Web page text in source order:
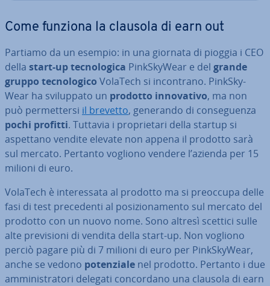
Come funziona la clausola di earn out
Partiamo da un esempio: in una giornata di pioggia i CEO
della start-up tec­no­lo­gi­ca Pink­Sky­Wear e del grande
gruppo tec­no­lo­gi­co VolaTech si in­con­tra­no. Pink­Sky­
Wear ha svi­lup­pa­to un prodotto in­no­va­ti­vo, ma non
può per­met­ter­si il brevetto, generando di con­se­guen­za
pochi profitti. Tuttavia i pro­prie­ta­ri della startup si
aspettano vendite elevate non appena il prodotto sarà
sul mercato. Pertanto vogliono vendere l’azienda per 15
milioni di euro.
VolaTech è in­te­res­sa­ta al prodotto ma si preoccupa delle
fasi di test pre­ce­den­ti al po­si­zio­na­men­to sul mercato del
prodotto con un nuovo nome. Sono altresì scettici sulle
alte pre­vi­sio­ni di vendita della start-up. Non vogliono
perciò pagare più di 7 milioni di euro per Pink­Sky­Wear,
anche se vedono po­ten­zia­le nel prodotto. Pertanto i due
am­mi­ni­stra­to­ri delegati con­cor­da­no una clausola di earn